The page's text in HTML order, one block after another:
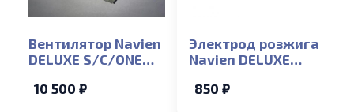
Вентилятор Navien
DELUXE S/C/ONE
(NGB350/351/352/300)
10 500 ₽
Электрод розжига
Navien DELUXE
(NGB350/351/352/300)
850 ₽